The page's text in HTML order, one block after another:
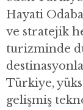
Hayati
ve stratejik
turizminde
Türkiye,
gelişmiş